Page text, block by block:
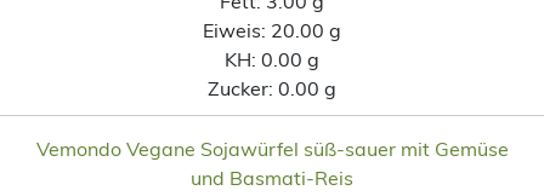
Eiweis: 20.00 g
KH: 0.00 g
Zucker: 0.00 g
Vemondo Vegane Sojawürfel süß-sauer mit Gemüse
und Basmati-Reis